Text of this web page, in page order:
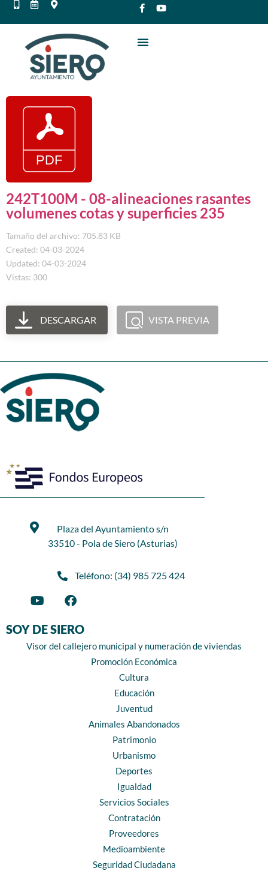
242T100M - 08-alineaciones rasantes
volumenes cotas y superficies 235
Tamaño del archivo: 705.83 KB
Created: 04-03-2024
Updated: 04-03-2024
Vistas: 300
DESCARGAR VISTA PREVIA
Plaza del Ayuntamiento s/n
33510 - Pola de Siero (Asturias)
Teléfono: (34) 985 725 424
SOY DE SIERO
Visor del callejero municipal y numeración de viviendas
Promoción Económica
Cultura
Educación
Juventud
Animales Abandonados
Patrimonio
Urbanismo
Deportes
Igualdad
Servicios Sociales
Contratación
Proveedores
Medioambiente
Seguridad Ciudadana